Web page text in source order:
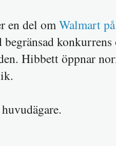
en del omWalmart
begränsad
Hibbett öppnar